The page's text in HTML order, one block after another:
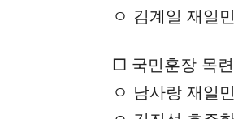
ㅇ 김계일 재일
□ 국민훈장 목
ㅇ 남사랑 재일